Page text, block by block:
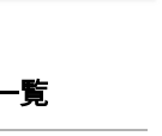
覧